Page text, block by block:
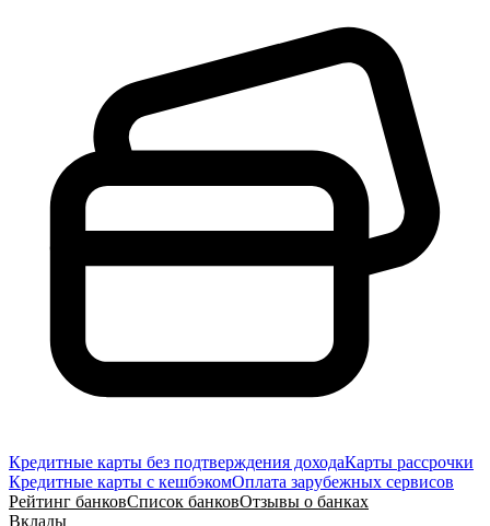
Кредитные карты без подтверждения доходаКарты рассрочки
Кредитные карты с кешбэкомОплата зарубежных сервисов
Рейтинг банковСписок банковОтзывы о банках
Вклады